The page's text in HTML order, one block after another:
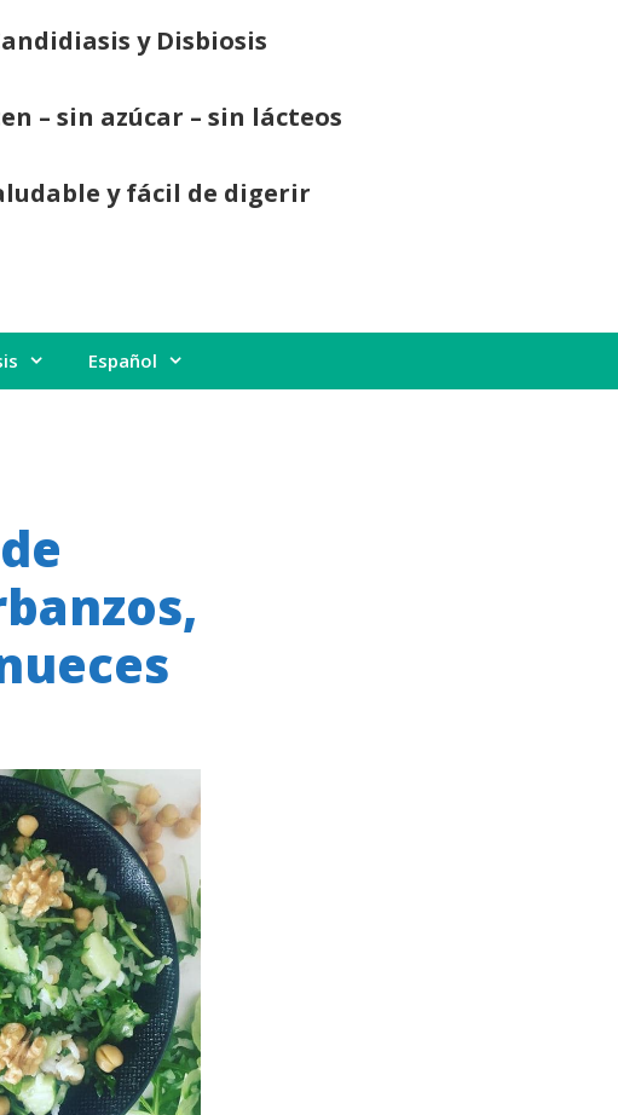
y Disbiosis
– sin azúcar – sin lácteos
y fácil de digerir
Español